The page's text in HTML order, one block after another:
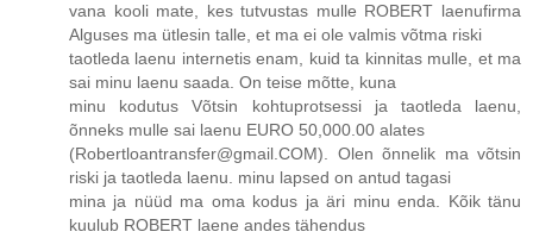
vana kooli mate, kes tutvustas mulle ROBERT laenufirma
Alguses ma ütlesin talle, et ma ei ole valmis võtma riski
taotleda laenu internetis enam, kuid ta kinnitas mulle, et ma
sai minu laenu saada. On teise mõtte, kuna
minu kodutus Võtsin kohtuprotsessi ja taotleda laenu,
õnneks mulle sai laenu EURO 50,000.00 alates
(Robertloantransfer@gmail.COM). Olen õnnelik ma võtsin
riski ja taotleda laenu. minu lapsed on antud tagasi
mina ja nüüd ma oma kodus ja äri minu enda. Kõik tänu
kuulub ROBERT laene andes tähendus